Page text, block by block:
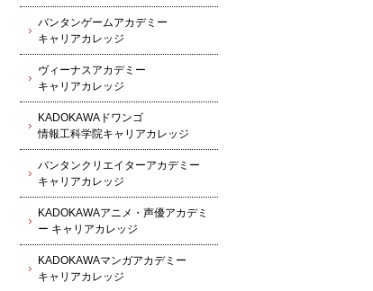
バンタンゲームアカデミー
キャリアカレッジ
ヴィーナスアカデミー
キャリアカレッジ
KADOKAWAドワンゴ
情報工科学院キャリアカレッジ
バンタンクリエイターアカデミー
キャリアカレッジ
KADOKAWAアニメ・声優アカデミ
ー キャリアカレッジ
KADOKAWAマンガアカデミー
キャリアカレッジ